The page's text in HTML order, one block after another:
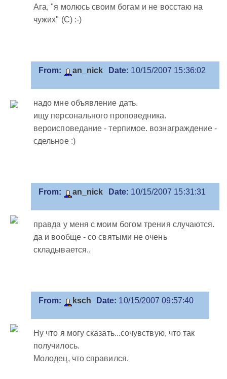
Ага, "я молюсь своим богам и не восстаю на
чужих" (С) :-)
From: an_nick Date: 10/15/2007 15:36:02
надо мне объявление дать.
ищу персонального проповедника.
вероисповедание - терпимое. вознаграждение -
сдельное :)
From: an_nick Date: 10/15/2007 15:31:31
правда у меня с моим богом трения случаются.
да и вообще - со святыми не очень
складывается..
From: ksch Date: 10/15/2007 09:57:40
Ну что я могу сказать...сочувствую, что так
получилось.
Молодец, что справился.